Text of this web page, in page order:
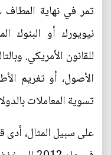
تمر في نهاية المطاف
نيويورك أو البنوك
للقانون الأمريكي.
الأصول، أو تغريم
تسوية المعاملات
على سبيل المثال،